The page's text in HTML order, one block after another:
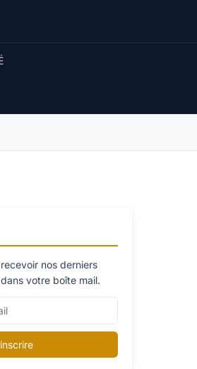
nos derniers
votre boîte mail.